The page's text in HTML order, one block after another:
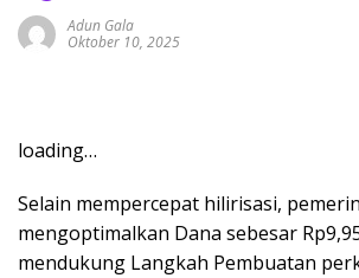
Adun Gala
Oktober 10, 2025
loading…
Selain mempercepat hilirisasi,
mengoptimalkan Dana sebesar
mendukung Langkah Pembuatan